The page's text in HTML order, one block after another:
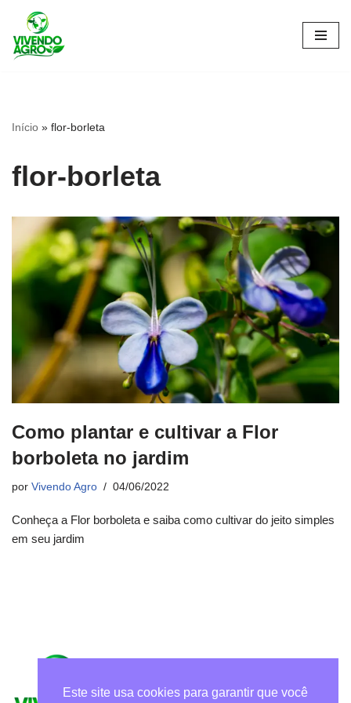
Pular
para
Início » flor-borleta
flor-borleta
Como plantar e cultivar a Flor
borboleta no jardim
por Vivendo Agro 04/06/2022
Conheça a Flor borboleta e saiba como cultivar do jeito simples
em seu jardim
Este site usa cookies para garantir que você